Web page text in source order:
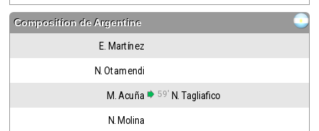
Composition deArgentine
E. Martínez
N. Otamendi
M. Acuña 59' N. Tagliafico
N. Molina